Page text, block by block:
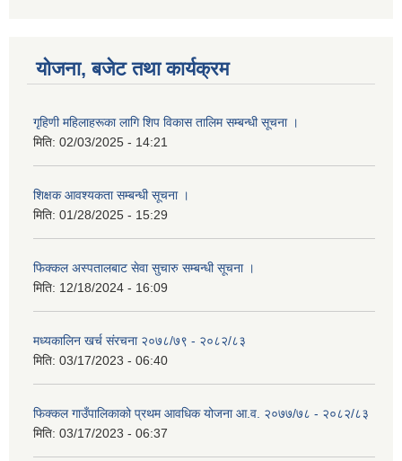
योजना, बजेट तथा कार्यक्रम
गृहिणी महिलाहरूका लागि शिप विकास तालिम सम्बन्धी सूचना ‌।
मिति: 02/03/2025 - 14:21
शिक्षक आवश्यकता सम्बन्धी सूचना ।
मिति: 01/28/2025 - 15:29
फिक्कल अस्पतालबाट सेवा सुचारु सम्बन्धी सूचना ।
मिति: 12/18/2024 - 16:09
मध्यकालिन खर्च संरचना २०७८/७९ - २०८२/८३
मिति: 03/17/2023 - 06:40
फिक्कल गाउँपालिकाको प्रथम आवधिक योजना आ.व. २०७७/७८ - २०८२/८३
मिति: 03/17/2023 - 06:37